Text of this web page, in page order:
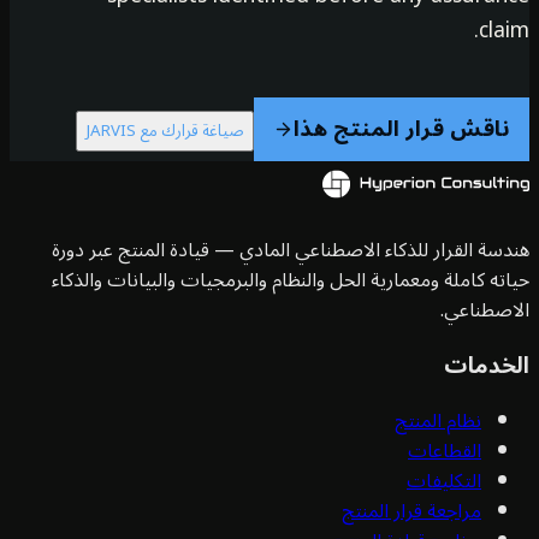
ناقش قرار المنتج هذا صياغة قرارك مع JARVIS
القرار للذكاء الاصطناعي المادي — قيادة المنتج عبر دورة
كاملة ومعمارية الحل والنظام والبرمجيات والبيانات والذكاء
نظام المنتج
القطاعات
التكليفات
مراجعة قرار المنتج